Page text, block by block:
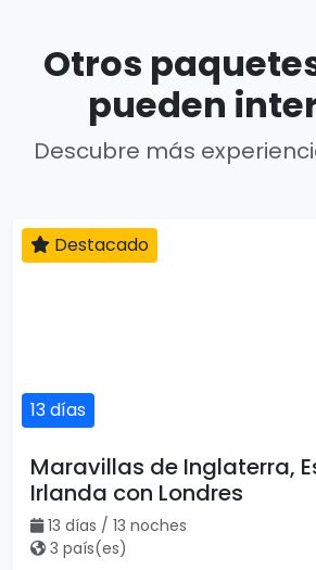
Otros
pueden
Descubre más
13 días
Destacado
Maravillas de Inglaterra,
Irlanda con Londres
13 días / 13 noches
3 país(es)